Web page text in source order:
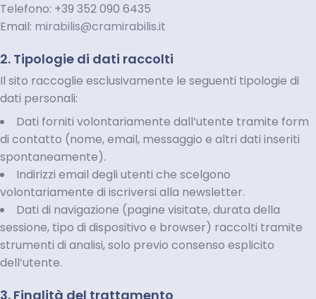
Telefono: +39 352 090 6435
Email: mirabilis@cramirabilis.it
2. Tipologie di dati raccolti
Il sito raccoglie esclusivamente le seguenti tipologie di
dati personali:
Dati forniti volontariamente dall’utente tramite form
di contatto (nome, email, messaggio e altri dati inseriti
spontaneamente).
Indirizzi email degli utenti che scelgono
volontariamente di iscriversi alla newsletter.
Dati di navigazione (pagine visitate, durata della
sessione, tipo di dispositivo e browser) raccolti tramite
strumenti di analisi, solo previo consenso esplicito
dell’utente.
3. Finalità del trattamento